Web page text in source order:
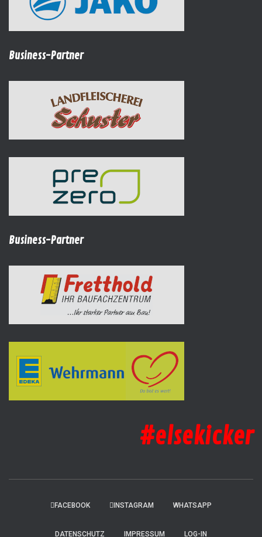
Business-Partner
Business-Partner
#elsekicker
FACEBOOK INSTAGRAM WHATSAPP
DATENSCHUTZ IMPRESSUM LOG-IN